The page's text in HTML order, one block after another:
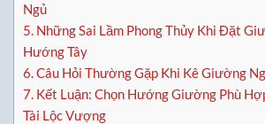
Ngủ
5. Những Sai Lầm Phong Thủy Khi Đặt
Hướng Tây
6.Câu Hỏi Thường Gặp Khi Kê Giường
7. Kết Luận: Chọn Hướng Giường Phù
Tài Lộc Vượng